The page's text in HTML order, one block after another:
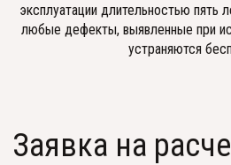
эксплуатации длительностью пять
любые дефекты, выявленные при
устраняются
Заявка на